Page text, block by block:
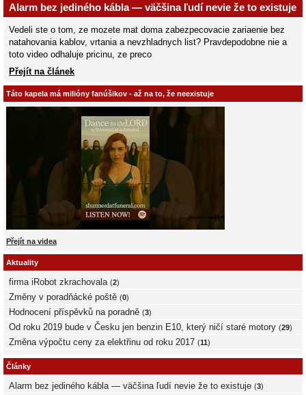
Alarm bez jediného kábla — väčšina ľudí nevie že to existuje
Vedeli ste o tom, ze mozete mat doma zabezpecovacie zariaenie bez
natahovania kablov, vrtania a nevzhladnych list? Pravdepodobne nie a
toto video odhaluje pricinu, ze preco
Přejít na článek
Táto kapela má milióny fanúšikov - až na to, že neexistuje
Přejít na videa
Aktuality
firma iRobot zkrachovala (2)
Změny v poradňácké poště (0)
Hodnocení příspěvků na poradně (3)
Od roku 2019 bude v Česku jen benzin E10, který ničí staré motory (29)
Změna výpočtu ceny za elektřinu od roku 2017 (11)
Články
Alarm bez jediného kábla — väčšina ľudí nevie že to existuje (3)